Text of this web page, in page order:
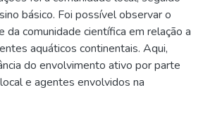
básico. Foi possível observar o
da comunidade científica em relação a
aquáticos continentais. Aqui,
do envolvimento ativo por parte
e agentes envolvidos na